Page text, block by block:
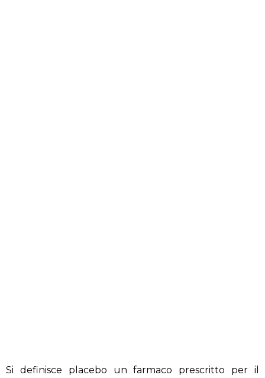
Si definisce placebo un farmaco prescritto per il